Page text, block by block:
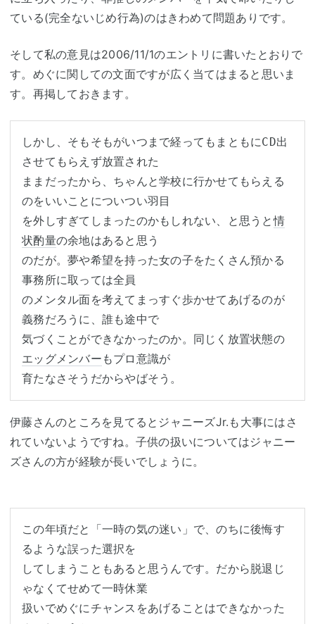
ている(完全ないじめ行為)のはきわめて問題ありです。
そして私の意見は2006/11/1のエントリに書いたとおりで
す。めぐに関しての文面ですが広く当てはまると思いま
す。再掲しておきます。
しかし、そもそもがいつまで経ってもまともにCD出
させてもらえず放置された
ままだったから、ちゃんと学校に行かせてもらえる
のをいいことについつい羽目
を外しすぎてしまったのかもしれない、と思うと情
状酌量の余地はあると思う
のだが。夢や希望を持った女の子をたくさん預かる
事務所に取っては全員
のメンタル面を考えてまっすぐ歩かせてあげるのが
義務だろうに、誰も途中で
気づくことができなかったのか。同じく放置状態の
エッグメンバー もプロ意識が
伊藤さんのところを見てるとジャニーズJr.も大事にはさ
れていないようですね。子供の扱いについてはジャニー
ズさんの方が経験が長いでしょうに。
この年頃だと「一時の気の迷い」で、のちに後悔す
るような誤った選択を
してしまうこともあると思うんです。だから脱退じ
ゃなくてせめて一時休業
扱いでめぐにチャンスをあげることはできなかった